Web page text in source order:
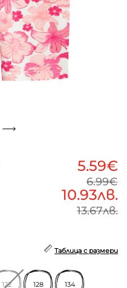
5.59€
6.99€
10.93лв.
13.67лв.
Таблица с размери
122 128 134